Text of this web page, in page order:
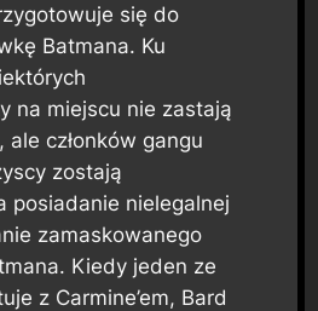
się do
Batmana. Ku
na miejscu nie zastają
ale członków gangu
zostają
posiadanie nielegalnej
zamaskowanego
Kiedy jeden ze
z Carmine’em, Bard